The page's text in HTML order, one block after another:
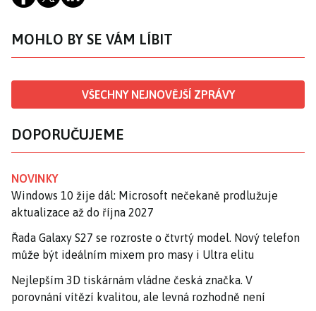
MOHLO BY SE VÁM LÍBIT
VŠECHNY NEJNOVĚJŠÍ ZPRÁVY
DOPORUČUJEME
NOVINKY
Windows 10 žije dál: Microsoft nečekaně prodlužuje
aktualizace až do října 2027
Řada Galaxy S27 se rozroste o čtvrtý model. Nový telefon
může být ideálním mixem pro masy i Ultra elitu
Nejlepším 3D tiskárnám vládne česká značka. V
porovnání vítězí kvalitou, ale levná rozhodně není